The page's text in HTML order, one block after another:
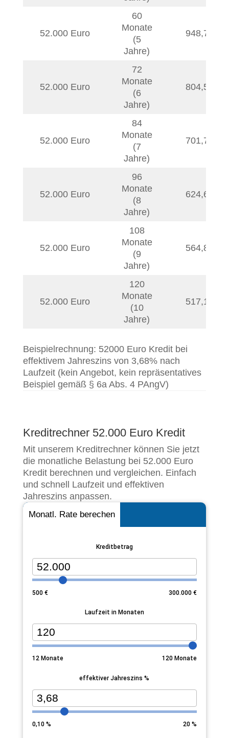
52.000 Euro
60
Monate
(5
Jahre)
948,75
52.000 Euro
72
Monate
(6
Jahre)
804,56
52.000 Euro
84
Monate
(7
Jahre)
701,70
52.000 Euro
96
Monate
(8
Jahre)
624,68
52.000 Euro
108
Monate
(9
Jahre)
564,87
52.000 Euro
120
Monate
(10
Jahre)
517,12
Beispielrechnung: 52000 Euro Kredit bei
effektivem Jahreszins von 3,68% nach
Laufzeit (kein Angebot, kein repräsentatives
Beispiel gemäß § 6a Abs. 4 PAngV)
Kreditrechner 52.000 Euro Kredit
Mit unserem Kreditrechner können Sie jetzt
die monatliche Belastung bei 52.000 Euro
Kredit berechnen und vergleichen. Einfach
und schnell Laufzeit und effektiven
Jahreszins anpassen.
Monatl. Rate berechen
Kreditbetrag
500€ 300.000 €
Laufzeit in Monaten
12Monate 120 Monate
effektiver Jahreszins %
0,10% 20 %